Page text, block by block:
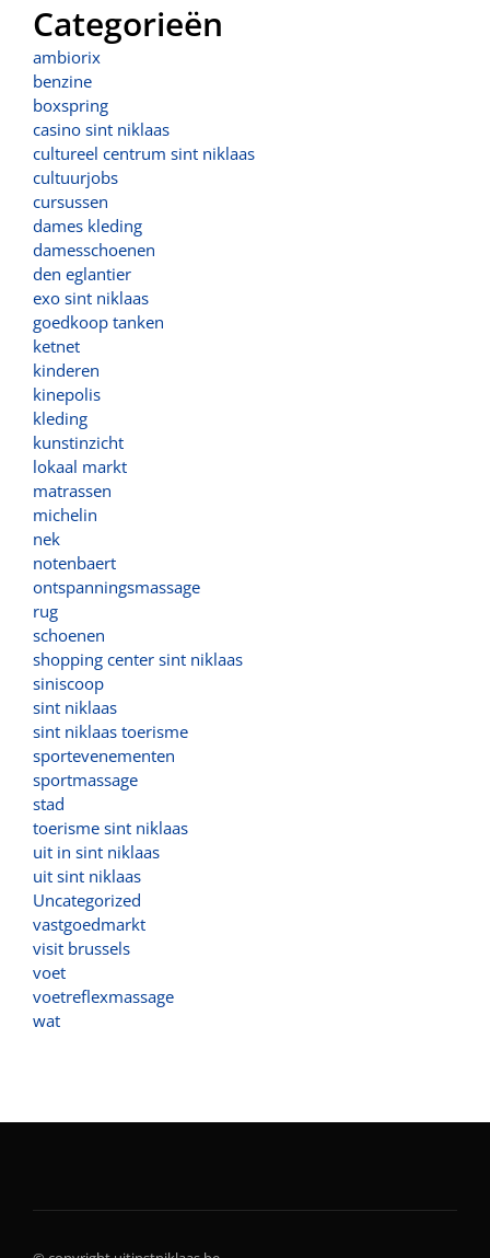
Categorieën
ambiorix
benzine
boxspring
casino sint niklaas
cultureel centrum sint niklaas
cultuurjobs
cursussen
dames kleding
damesschoenen
den eglantier
exo sint niklaas
goedkoop tanken
ketnet
kinderen
kinepolis
kleding
kunstinzicht
lokaal markt
matrassen
michelin
nek
notenbaert
ontspanningsmassage
rug
schoenen
shopping center sint niklaas
siniscoop
sint niklaas
sint niklaas toerisme
sportevenementen
sportmassage
stad
toerisme sint niklaas
uit in sint niklaas
uit sint niklaas
Uncategorized
vastgoedmarkt
visit brussels
voet
voetreflexmassage
wat